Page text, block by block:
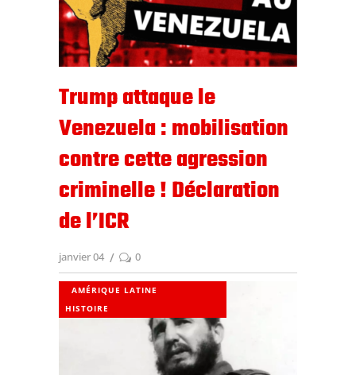
Trump attaque le
Venezuela : mobilisation
contre cette agression
criminelle ! Déclaration
de l’ICR
janvier 04 0
AMÉRIQUE LATINE
HISTOIRE